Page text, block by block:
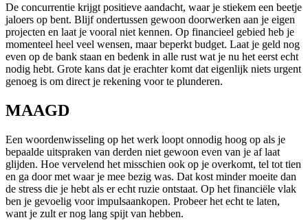
De concurrentie krijgt positieve aandacht, waar je stiekem een beetje
jaloers op bent. Blijf ondertussen gewoon doorwerken aan je eigen
projecten en laat je vooral niet kennen. Op financieel gebied heb je
momenteel heel veel wensen, maar beperkt budget. Laat je geld nog
even op de bank staan en bedenk in alle rust wat je nu het eerst echt
nodig hebt. Grote kans dat je erachter komt dat eigenlijk niets urgent
genoeg is om direct je rekening voor te plunderen.
MAAGD
Een woordenwisseling op het werk loopt onnodig hoog op als je
bepaalde uitspraken van derden niet gewoon even van je af laat
glijden. Hoe vervelend het misschien ook op je overkomt, tel tot tien
en ga door met waar je mee bezig was. Dat kost minder moeite dan
de stress die je hebt als er echt ruzie ontstaat. Op het financiële vlak
ben je gevoelig voor impulsaankopen. Probeer het echt te laten,
want je zult er nog lang spijt van hebben.